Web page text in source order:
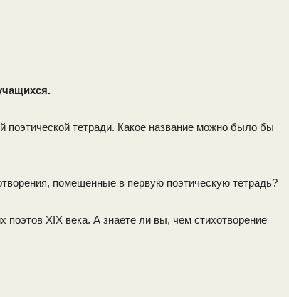
поэтической тетради. Какое название можно было бы
помещенные в первую поэтическую тетрадь?
XIX века. А знаете ли вы, чем стихотворение